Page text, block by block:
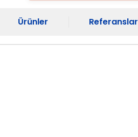
Ürünler Referanslar